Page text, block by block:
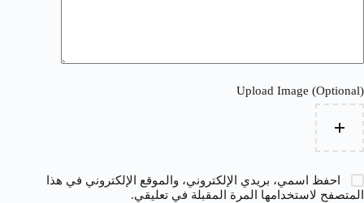
Upload Image (Optional)
احفظ اسمي، بريدي الإلكتروني، والموقع الإلكتروني في هذا
المتصفح لاستخدامها المرة المقبلة في تعليقي.